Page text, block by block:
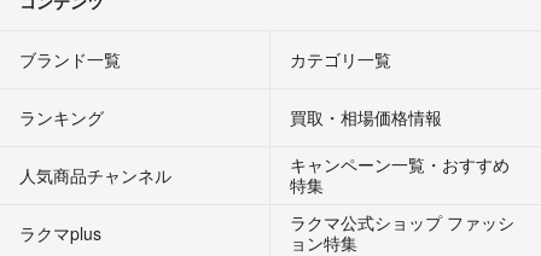
ブランド一覧 カテゴリ一覧
ランキング 買取・相場価格情報
人気商品チャンネル
キャンペーン一覧・おすすめ
特集
ラクマplus
ラクマ公式ショップ ファッシ
ョン特集